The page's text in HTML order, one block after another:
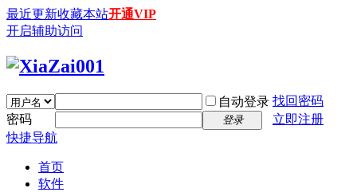
最近更新收藏本站开通VIP
开启辅助访问
自动登录 找回密码
密码
登录
立即注册
快捷导航
首页
软件